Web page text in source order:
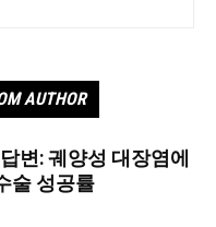
AUTHOR
변: 궤양성 대장염에
술 성공률